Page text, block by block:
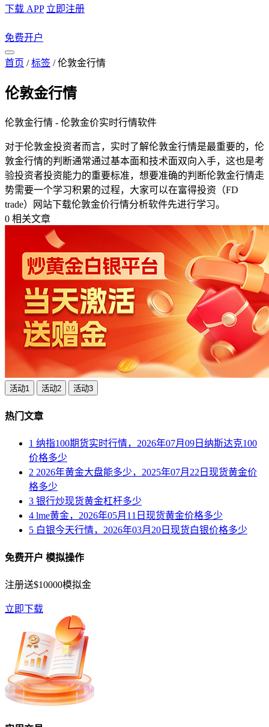
下载 APP 立即注册
免费开户
首页 / 标签 / 伦敦金行情
伦敦金行情
伦敦金行情 - 伦敦金价实时行情软件
对于伦敦金投资者而言，实时了解伦敦金行情是最重要的，伦
敦金行情的判断通常通过基本面和技术面双向入手，这也是考
验投资者投资能力的重要标准，想要准确的判断伦敦金行情走
势需要一个学习积累的过程，大家可以在富得投资（FD
trade）网站下载伦敦金价行情分析软件先进行学习。
0 相关文章
活动1 活动2 活动3
热门文章
1 纳指100期货实时行情，2026年07月09日纳斯达克100
价格多少
2 2026年黄金大盘能多少，2025年07月22日现货黄金价
格多少
3 银行炒现货黄金杠杆多少
4 lme黄金，2026年05月11日现货黄金价格多少
5 白银今天行情，2026年03月20日现货白银价格多少
免费开户 模拟操作
注册送$10000模拟金
立即下载